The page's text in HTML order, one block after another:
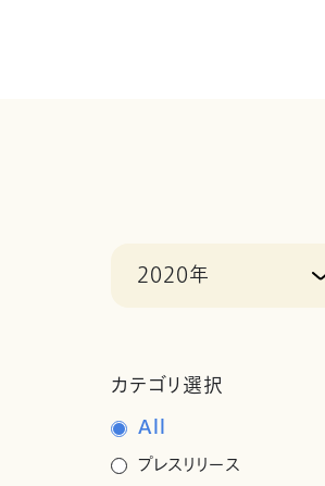
2020年
カテゴリ選択
All
プレスリリース